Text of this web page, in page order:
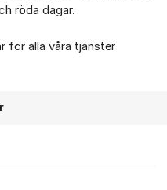
röda dagar.
för alla våra tjänster